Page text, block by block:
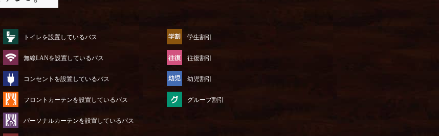
トイレを設置しているバス
無線LANを設置しているバス
コンセントを設置しているバス
フロントカーテンを設置しているバス
パーソナルカーテンを設置しているバス
学生割引
往復割引
幼児割引
グループ割引